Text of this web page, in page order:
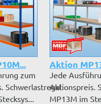
zum
Schwerlastregal
Aktion
Jede
Aktionspreis.
MP13M im